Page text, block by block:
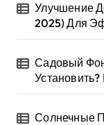
Улучшение
2025) Для
Садовый
Солнечные